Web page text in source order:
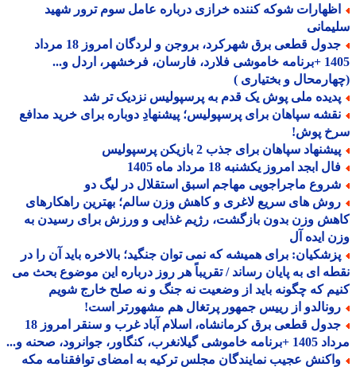
شوکه کننده خرازی درباره عامل سوم ترور شهید
جدول قطعی برق شهرکرد، بروجن و لردگان امروز 18 مرداد
1405 +برنامه خاموشی فلارد، فارسان، فرخشهر، اردل و...
و بختیاری )
ملی پوش یک قدم به پرسپولیس نزدیک تر شد
سپاهان برای پرسپولیس؛ پیشنهادِ دوباره برای خرید مدافع
پوش!
سپاهان برای جذب 2 بازیکن پرسپولیس
ابجد امروز یکشنبه 18 مرداد ماه 1405
ماجراجویی مهاجم اسبق استقلال در لیگ دو
های سریع لاغری و کاهش وزن سالم؛ بهترین راهکارهای
وزن بدون بازگشت، رژیم غذایی و ورزش برای رسیدن به
ایده آل
برای همیشه که نمی توان جنگید؛ بالاخره باید آن را در
ای به پایان رساند / تقریباً هر روز درباره این موضوع بحث می
که چگونه باید از وضعیت نه جنگ و نه صلح خارج شویم
از رییس جمهور پرتغال هم مشهورتر است!
جدول قطعی برق کرمانشاه، اسلام آباد غرب و سنقر امروز 18
کنگاور، جوانرود، صحنه و...
عجیب نمایندگان مجلس ترکیه به امضای توافقنامه مکه